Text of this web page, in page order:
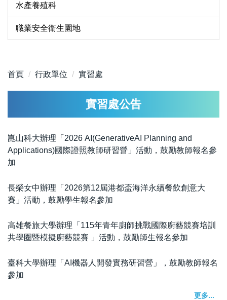
水產養殖科
職業安全衛生園地
首頁 行政單位 實習處
實習處公告
崑山科大辦理「2026 AI(GenerativeAI Planning and
Applications)國際證照教師研習營」活動，鼓勵教師報名參
加
長榮女中辦理「2026第12屆港都盃海洋永續餐飲創意大
賽」活動，鼓勵學生報名參加
高雄餐旅大學辦理「115年青年廚師挑戰國際廚藝競賽培訓
共學圈暨模擬廚藝競賽 」活動，鼓勵師生報名參加
臺科大學辦理「AI機器人開發實務研習營」，鼓勵教師報名
參加
更多...